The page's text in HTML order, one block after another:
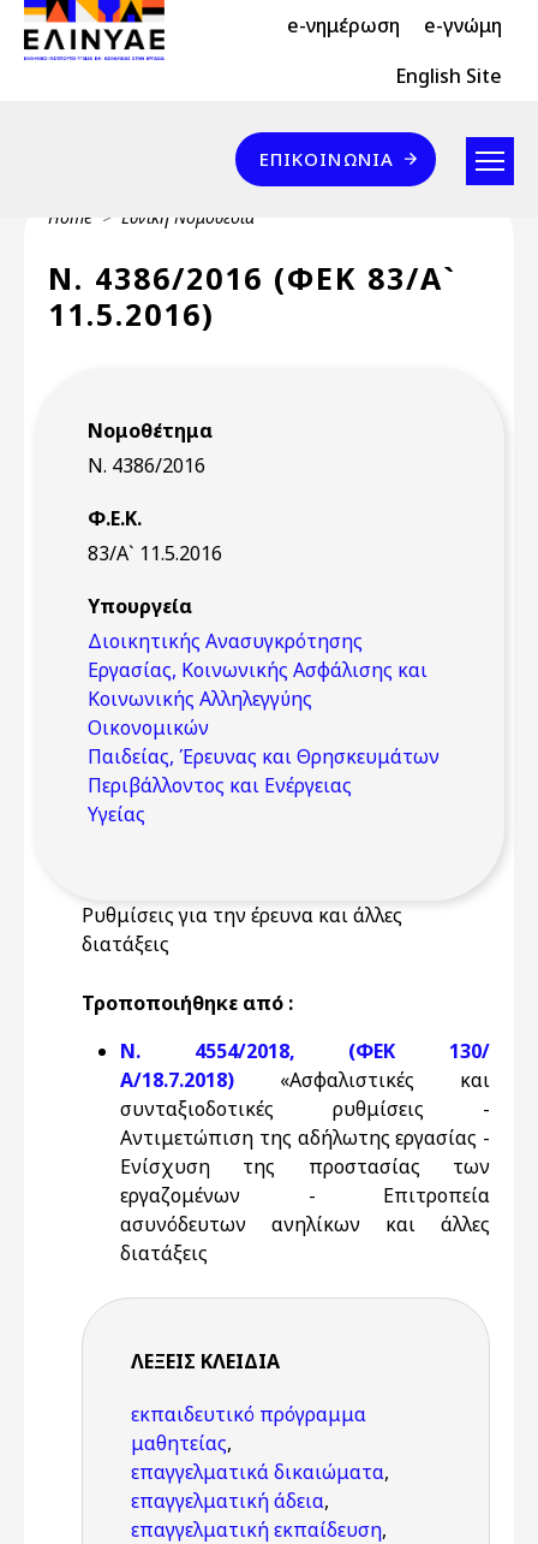
Skip to main content
Header Top 2 e-νημέρωση e-γνώμη
Header Top English Site
Επικοινωνία
ΕΠΙΚΟΙΝΩΝΊΑ
Breadcrumb
Home Εθνική Νομοθεσία
Ν. 4386/2016 (ΦΕΚ 83/Α`
11.5.2016)
Νομοθέτημα
Ν. 4386/2016
Φ.Ε.Κ.
83/Α` 11.5.2016
Υπουργεία
Διοικητικής Ανασυγκρότησης
Εργασίας, Κοινωνικής Ασφάλισης και
Κοινωνικής Αλληλεγγύης
Οικονομικών
Παιδείας, Έρευνας και Θρησκευμάτων
Περιβάλλοντος και Ενέργειας
Υγείας
Ρυθμίσεις για την έρευνα και άλλες
διατάξεις
Τροποποιήθηκε από :
N. 4554/2018, (ΦΕΚ 130/
Α/18.7.2018) «Ασφαλιστικές και
συνταξιοδοτικές ρυθμίσεις -
Αντιμετώπιση της αδήλωτης εργασίας -
Ενίσχυση της προστασίας των
εργαζομένων - Επιτροπεία
ασυνόδευτων ανηλίκων και άλλες
διατάξεις
ΛΈΞΕΙΣ KΛΕΙΔΙΆ
εκπαιδευτικό πρόγραμμα
μαθητείας,
επαγγελματικά δικαιώματα,
επαγγελματική άδεια,
επαγγελματική εκπαίδευση,